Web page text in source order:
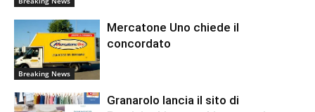
Breaking News
Mercatone Uno chiede il
concordato
Granarolo lancia il sito di